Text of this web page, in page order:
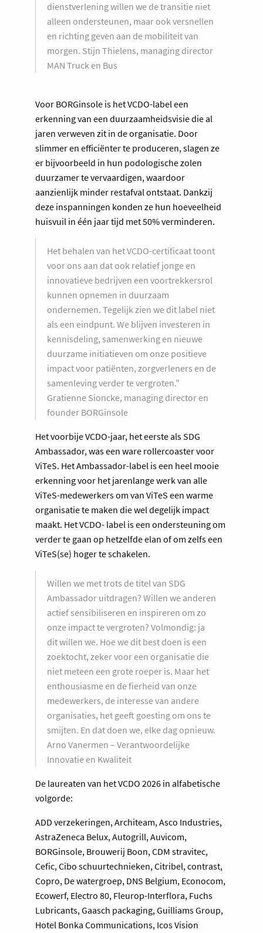
dienstverlening willen we de transitie niet
alleen ondersteunen, maar ook versnellen
en richting geven aan de mobiliteit van
morgen. Stijn Thielens, managing director
MAN Truck en Bus
Voor BORGinsole is het VCDO-label een
erkenning van een duurzaamheidsvisie die al
jaren verweven zit in de organisatie. Door
slimmer en efficiënter te produceren, slagen ze
er bijvoorbeeld in hun podologische zolen
duurzamer te vervaardigen, waardoor
aanzienlijk minder restafval ontstaat. Dankzij
deze inspanningen konden ze hun hoeveelheid
huisvuil in één jaar tijd met 50% verminderen.
Het behalen van het VCDO-certificaat toont
voor ons aan dat ook relatief jonge en
innovatieve bedrijven een voortrekkersrol
kunnen opnemen in duurzaam
ondernemen. Tegelijk zien we dit label niet
als een eindpunt. We blijven investeren in
kennisdeling, samenwerking en nieuwe
duurzame initiatieven om onze positieve
impact voor patiënten, zorgverleners en de
samenleving verder te vergroten."
Gratienne Sioncke, managing director en
founder BORGinsole
Het voorbije VCDO-jaar, het eerste als SDG
Ambassador, was een ware rollercoaster voor
ViTeS. Het Ambassador-label is een heel mooie
erkenning voor het jarenlange werk van alle
ViTeS-medewerkers om van ViTeS een warme
organisatie te maken die wel degelijk impact
maakt. Het VCDO- label is een ondersteuning om
verder te gaan op hetzelfde elan of om zelfs een
ViTeS(se) hoger te schakelen.
Willen we met trots de titel van SDG
Ambassador uitdragen? Willen we anderen
actief sensibiliseren en inspireren om zo
onze impact te vergroten? Volmondig: ja
dit willen we. Hoe we dit best doen is een
zoektocht, zeker voor een organisatie die
niet meteen een grote roeper is. Maar het
enthousiasme en de fierheid van onze
medewerkers, de interesse van andere
organisaties, het geeft goesting om ons te
smijten. En dat doen we, elke dag opnieuw.
Arno Vanermen – Verantwoordelijke
Innovatie en Kwaliteit
De laureaten van het VCDO 2026 in alfabetische
volgorde:
ADD verzekeringen, Architeam, Asco Industries,
AstraZeneca Belux, Autogrill, Auvicom,
BORGinsole, Brouwerij Boon, CDM stravitec,
Cefic, Cibo schuurtechnieken, Citribel, contrast,
Copro, De watergroep, DNS Belgium, Econocom,
Ecowerf, Electro 80, Fleurop-Interflora, Fuchs
Lubricants, Gaasch packaging, Guilliams Group,
Hotel Bonka Communications, Icos Vision